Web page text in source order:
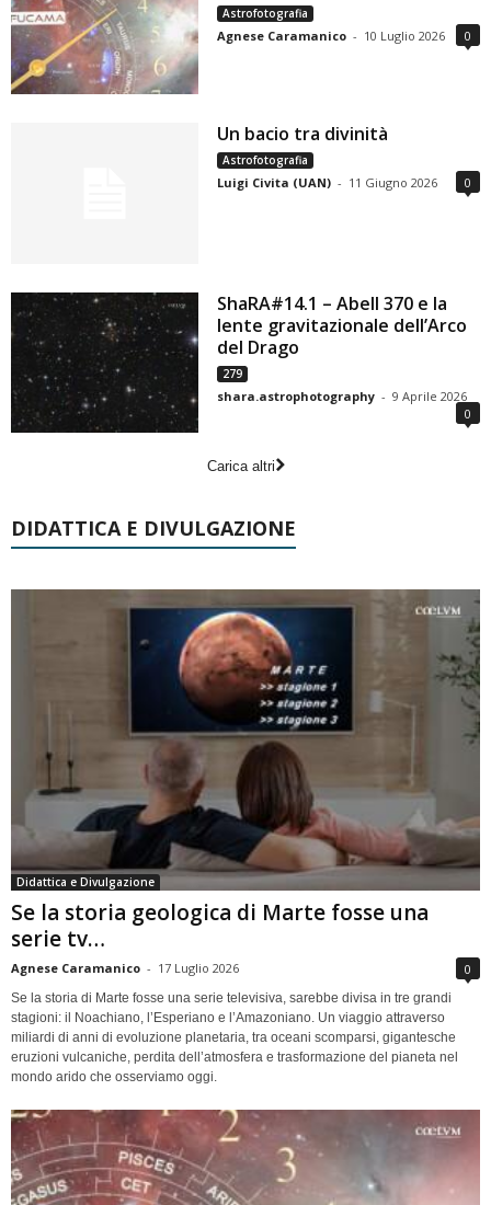
Astrofotografia
Agnese Caramanico - 10 Luglio 2026 0
Un bacio tra divinità
Astrofotografia
Luigi Civita (UAN) - 11 Giugno 2026 0
ShaRA#14.1 – Abell 370 e la
lente gravitazionale dell’Arco
del Drago
279
shara.astrophotography - 9 Aprile 2026
0
Carica altri
DIDATTICA E DIVULGAZIONE
Didattica e Divulgazione
Se la storia geologica di Marte fosse una
serie tv…
Agnese Caramanico - 17 Luglio 2026 0
Se la storia di Marte fosse una serie televisiva, sarebbe divisa in tre grandi
stagioni: il Noachiano, l’Esperiano e l’Amazoniano. Un viaggio attraverso
miliardi di anni di evoluzione planetaria, tra oceani scomparsi, gigantesche
eruzioni vulcaniche, perdita dell’atmosfera e trasformazione del pianeta nel
mondo arido che osserviamo oggi.